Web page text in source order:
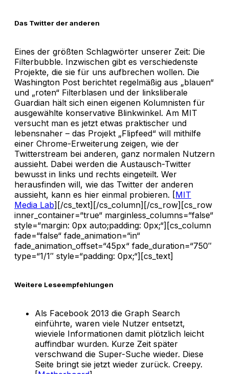
Das Twitter der anderen
Eines der größten Schlagwörter unserer Zeit: Die
Filterbubble. Inzwischen gibt es verschiedenste
Projekte, die sie für uns aufbrechen wollen. Die
Washington Post berichtet regelmäßig aus „blauen“
und „roten“ Filterblasen und der linksliberale
Guardian hält sich einen eigenen Kolumnisten für
ausgewählte konservative Blinkwinkel. Am MIT
versucht man es jetzt etwas praktischer und
lebensnaher – das Projekt „Flipfeed“ will mithilfe
einer Chrome-Erweiterung zeigen, wie der
Twitterstream bei anderen, ganz normalen Nutzern
aussieht. Dabei werden die Austausch-Twitter
bewusst in links und rechts eingeteilt. Wer
herausfinden will, wie das Twitter der anderen
aussieht, kann es hier einmal probieren. [MIT
Media Lab][/cs_text][/cs_column][/cs_row][cs_row
inner_container=“true“ marginless_columns=“false“
style=“margin: 0px auto;padding: 0px;“][cs_column
fade=“false“ fade_animation=“in“
fade_animation_offset=“45px“ fade_duration=“750″
type=“1/1″ style=“padding: 0px;“][cs_text]
Weitere Leseempfehlungen
Als Facebook 2013 die Graph Search
einführte, waren viele Nutzer entsetzt,
wieviele Informationen damit plötzlich leicht
auffindbar wurden. Kurze Zeit später
verschwand die Super-Suche wieder. Diese
Seite bringt sie jetzt wieder zurück. Creepy.